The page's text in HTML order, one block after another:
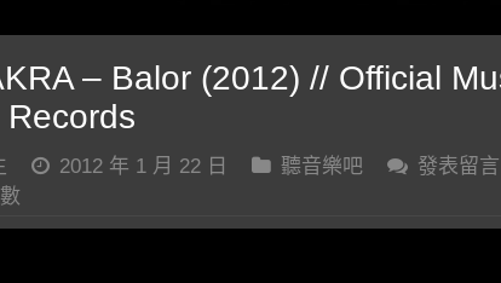
– Balor (2012) // Official
Records
2012 年 1 月 22 日 聽音樂吧
發表留言